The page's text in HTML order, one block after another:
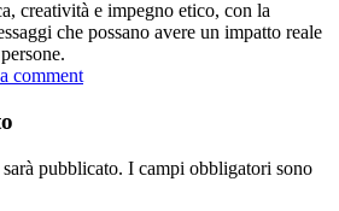
creatività e impegno etico, con la
che possano avere un impatto reale
comment
pubblicato. I campi obbligatori sono